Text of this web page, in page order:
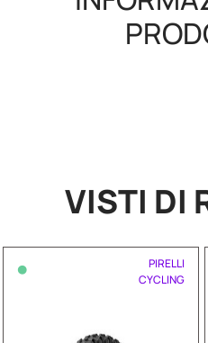
VISTI DI
•
PIRELLI
CYCLING